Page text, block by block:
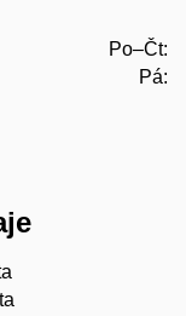
Po–Čt:
Pá: